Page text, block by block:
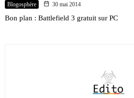
Blogosphère 30 mai 2014
Bon plan : Battlefield 3 gratuit sur PC